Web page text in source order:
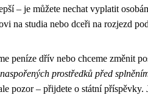
– je můžete nechat vyplatit
na studia nebo dceři na rozjezd
peníze dřív nebo chceme změnit
prostředků před
pozor – přijdete o státní příspěvky.